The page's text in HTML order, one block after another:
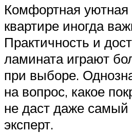
Комфортная
квартире иногда
Практичность и
ламината играют
при выборе.
на вопрос, какое
не даст даже
эксперт.